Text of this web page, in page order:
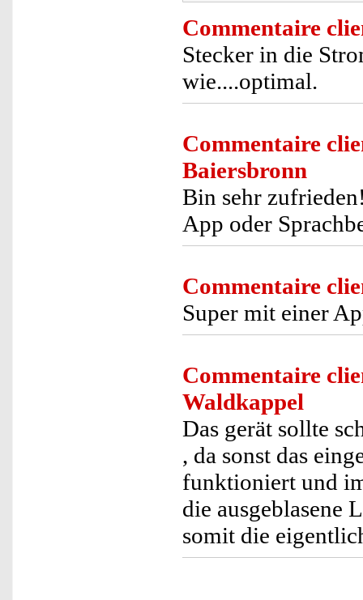
Commentaire
Stecker in die
wie....optimal.
Commentaire
Baiersbronn
Bin sehr
App oder
Commentaire
Super mit einer
Commentaire
Waldkappel
Das gerät sollte
, da sonst das
funktioniert und
die ausgeblasene
somit die